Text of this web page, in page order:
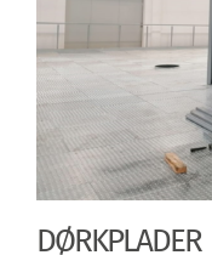
DØRKPLADER